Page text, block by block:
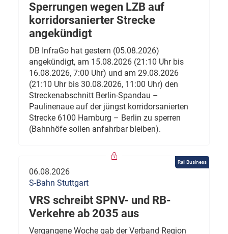
Sperrungen wegen LZB auf
korridorsanierter Strecke
angekündigt
DB InfraGo hat gestern (05.08.2026)
angekündigt, am 15.08.2026 (21:10 Uhr bis
16.08.2026, 7:00 Uhr) und am 29.08.2026
(21:10 Uhr bis 30.08.2026, 11:00 Uhr) den
Streckenabschnitt Berlin-Spandau –
Paulinenaue auf der jüngst korridorsanierten
Strecke 6100 Hamburg – Berlin zu sperren
(Bahnhöfe sollen anfahrbar bleiben).
Rail Business
06.08.2026
S-Bahn Stuttgart
VRS schreibt SPNV- und RB-
Verkehre ab 2035 aus
Vergangene Woche gab der Verband Region